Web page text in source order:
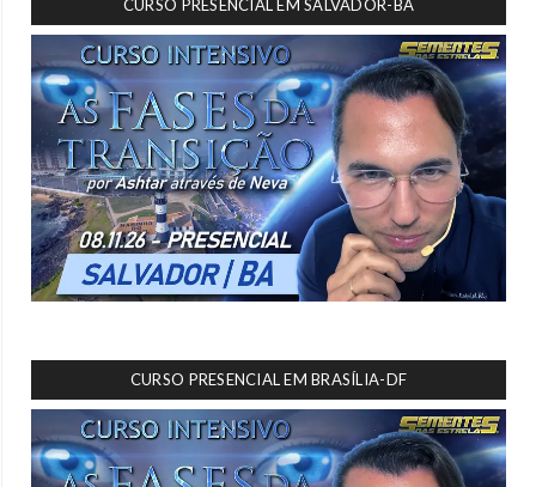
CURSO PRESENCIAL EM SALVADOR-BA
CURSO PRESENCIAL EM BRASÍLIA-DF